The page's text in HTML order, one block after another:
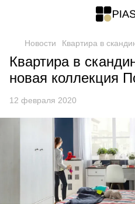
Новости Квартира в
Квартира в
новая коллекция
12 февраля 2020